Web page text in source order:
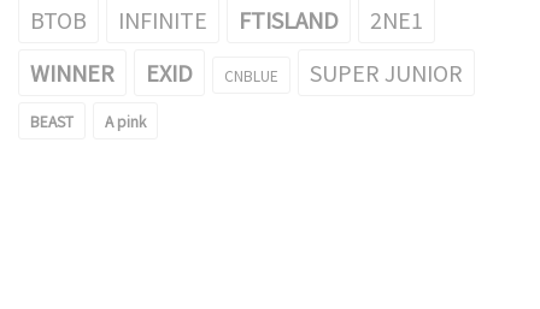
BTOB INFINITE FTISLAND
2NE1
WINNER
EXID CNBLUE SUPER JUNIOR
BEAST A pink